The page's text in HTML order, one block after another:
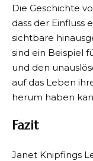
Die Geschichte
dass der Einfluss
sichtbare
sind ein Beispiel
und den
auf das Leben
herum haben
Fazit
Janet Knipfings